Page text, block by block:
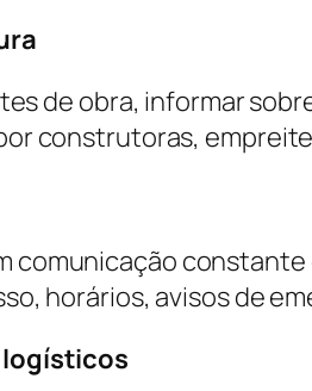
de obra, informar
construtoras,
comunicação
horários, avisos de